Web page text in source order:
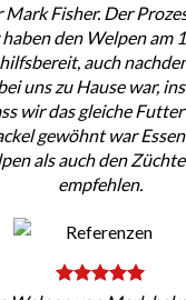
Fisher. Der
den Welpen am
auch
uns zu Hause war,
wir das gleiche
gewöhnt war
als auch den
empfehlen.